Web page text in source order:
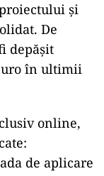
și
De
depășit
în ultimii
online,
de aplicare